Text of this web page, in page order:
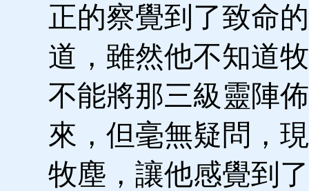
正的察覺到了致命
道，雖然他不知道
不能將那三級靈陣
來，但毫無疑問，
牧塵，讓他感覺到